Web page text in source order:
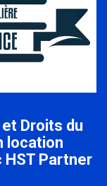
Droits du
location
Partner